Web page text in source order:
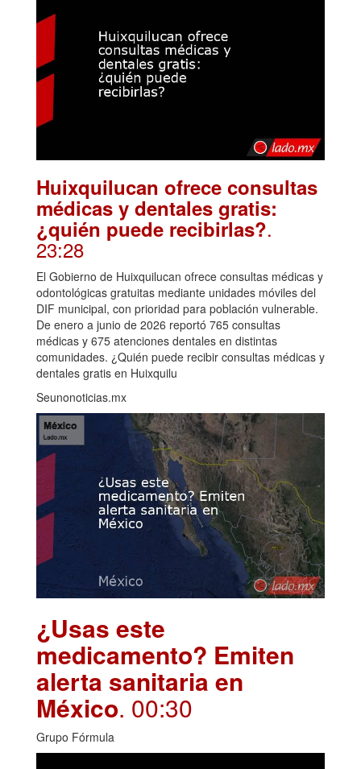
Huixquilucan ofrece consultas
médicas y dentales gratis:
¿quién puede recibirlas?.
23:28
El Gobierno de Huixquilucan ofrece consultas médicas y
odontológicas gratuitas mediante unidades móviles del
DIF municipal, con prioridad para población vulnerable.
De enero a junio de 2026 reportó 765 consultas
médicas y 675 atenciones dentales en distintas
comunidades. ¿Quién puede recibir consultas médicas y
dentales gratis en Huixquilu
Seunonoticias.mx
¿Usas este
medicamento? Emiten
alerta sanitaria en
México. 00:30
Grupo Fórmula